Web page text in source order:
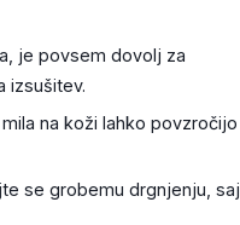
je povsem dovolj za
izsušitev.
na koži lahko povzročijo
se grobemu drgnjenju, saj